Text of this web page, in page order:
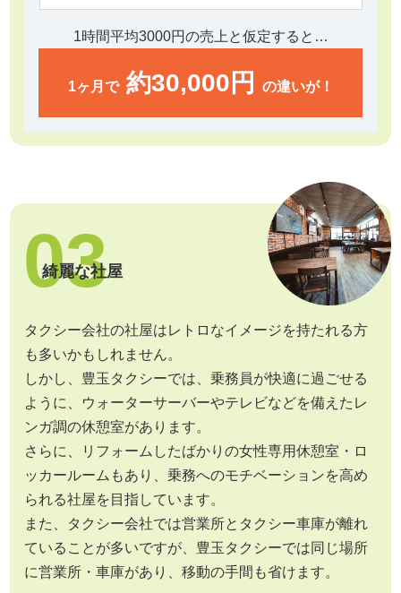
1時間平均3000円の売上と仮定すると…
1ヶ月で約30,000円 の違いが！
03
綺麗な社屋
タクシー会社の社屋はレトロなイメージを持たれる方
も多いかもしれません。
しかし、豊玉タクシーでは、乗務員が快適に過ごせる
ように、ウォーターサーバーやテレビなどを備えたレ
ンガ調の休憩室があります。
さらに、リフォームしたばかりの女性専用休憩室・ロ
ッカールームもあり、乗務へのモチベーションを高め
られる社屋を目指しています。
また、タクシー会社では営業所とタクシー車庫が離れ
ていることが多いですが、豊玉タクシーでは同じ場所
に営業所・車庫があり、移動の手間も省けます。